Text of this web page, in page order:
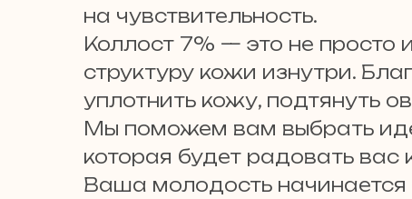
на чувствительность.
Коллост 7% — это не просто
структуру кожи изнутри.
уплотнить кожу, подтянуть
Мы поможем вам выбрать
которая будет радовать
Ваша молодость начинается